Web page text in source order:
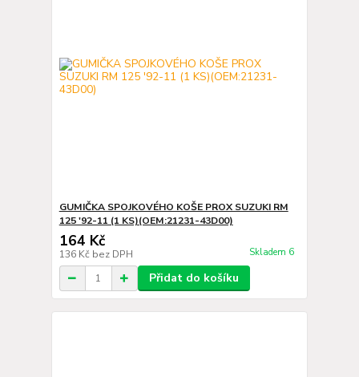
GUMIČKA SPOJKOVÉHO KOŠE PROX SUZUKI RM
125 '92-11 (1 KS)(OEM:21231-43D00)
164 Kč
136 Kč bez DPH Skladem 6
Přidat do košíku